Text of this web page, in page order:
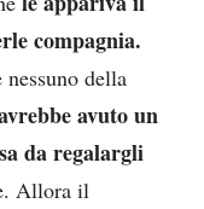
compagnia.
nessuno della
avuto un
da regalargli
Allora il